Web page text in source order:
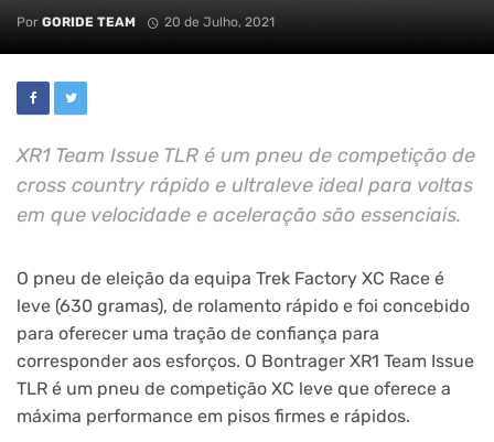
Por GORIDE TEAM 20 de Julho, 2021
XR1 Team Issue TLR é um pneu de competição de
cross country rápido e ultraleve ideal para voltas
em que velocidade e aceleração são essenciais.
O pneu de eleição da equipa Trek Factory XC Race é
leve (630 gramas), de rolamento rápido e foi concebido
para oferecer uma tração de confiança para
corresponder aos esforços. O Bontrager XR1 Team Issue
TLR é um pneu de competição XC leve que oferece a
máxima performance em pisos firmes e rápidos.